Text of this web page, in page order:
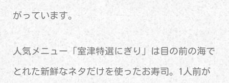
がっています。
人気メニュー「室津特選にぎり」は目の前の海で
とれた新鮮なネタだけを使ったお寿司。1人前が